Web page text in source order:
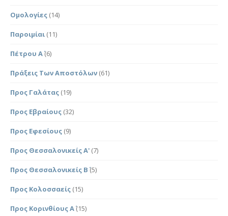
Ομολογίες (14)
Παροιμίαι (11)
Πέτρου Α΄(6)
Πράξεις Των Αποστόλων (61)
Προς Γαλάτας (19)
Προς Εβραίους (32)
Προς Εφεσίους (9)
Προς Θεσσαλονικείς Α' (7)
Προς Θεσσαλονικείς Β΄ (5)
Προς Κολοσσαείς (15)
Προς Κορινθίους Α΄(15)